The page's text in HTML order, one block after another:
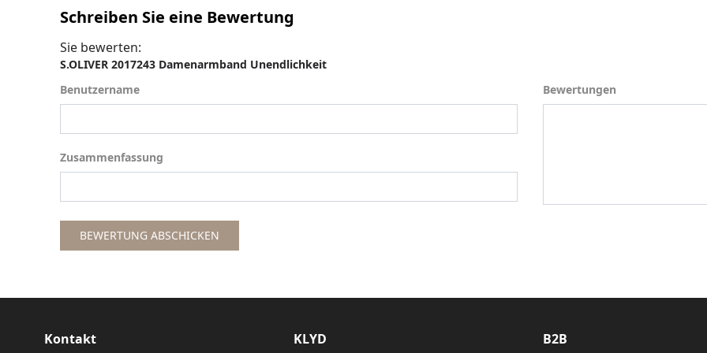
Schreiben Sie eine Bewertung
Sie bewerten:
S.OLIVER 2017243 Damenarmband Unendlichkeit
Benutzername
Benutzername
Zusammenfassung
Zusammenfassung
Bewertungen
Bewertungen
BEWERTUNG ABSCHICKEN
Kontakt KLYD B2B